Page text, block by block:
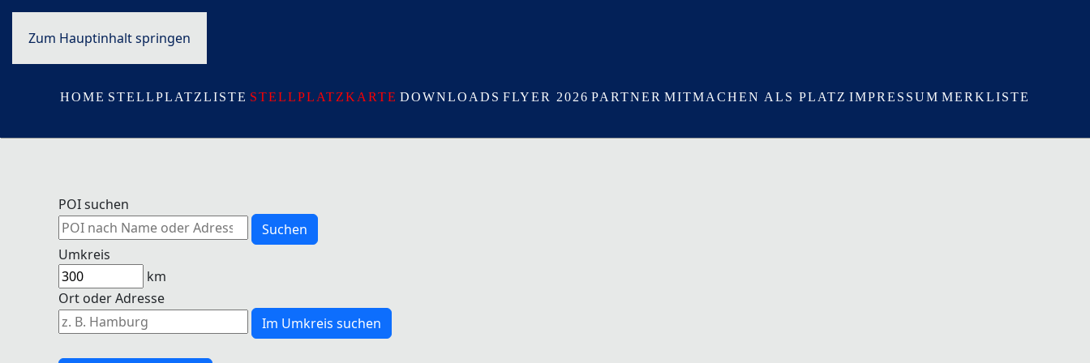
Zum Hauptinhalt springen
HOME STELLPLATZLISTE STELLPLATZKARTE DOWNLOADS FLYER 2026 PARTNER MITMACHEN ALS PLATZ IMPRESSUM MERKLISTE
POI suchen
Suchen
Umkreis
km
Ort oder Adresse
Im Umkreis suchen